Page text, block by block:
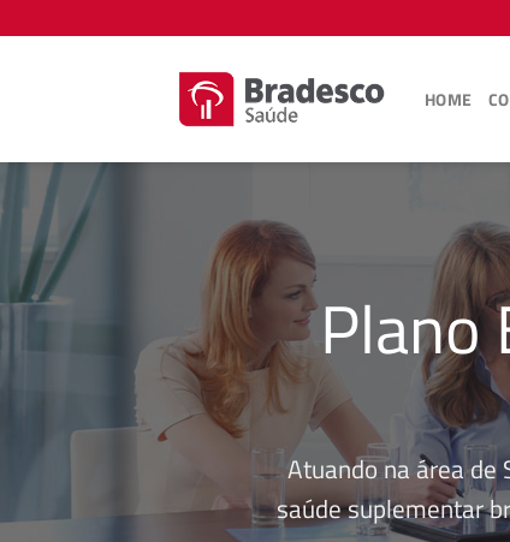
to
HOME
Plano
Atuando na área de
saúde suplementar